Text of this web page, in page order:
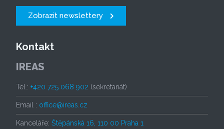
Zobrazit newslettery
Kontakt
IREAS
Tel.: +420 725 068 902 (sekretariát)
Email : office@ireas.cz
Kanceláře: Štěpánská 16, 110 00 Praha 1